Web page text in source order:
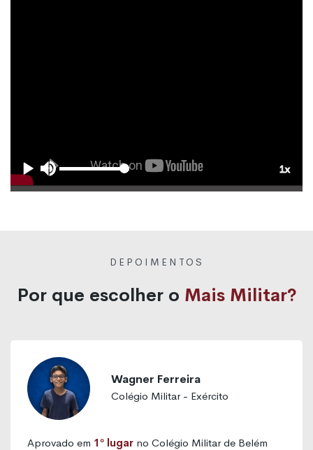
DEPOIMENTOS
Por que escolher o Mais Militar?
Wagner Ferreira
Colégio Militar - Exército
Aprovado em 1º lugar no Colégio Militar de Belém